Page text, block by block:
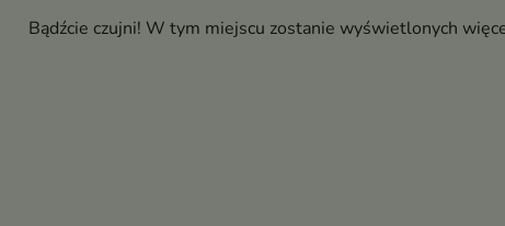
Bądźcie czujni! W tym miejscu zostanie wyświetlonych